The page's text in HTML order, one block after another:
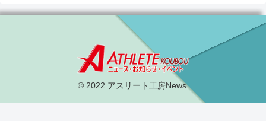
© 2022 アスリート工房News.